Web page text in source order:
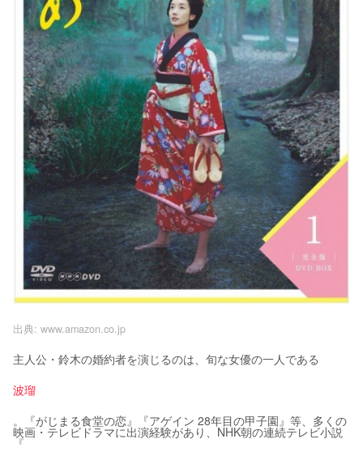
出典: www.amazon.co.jp
主人公・鈴木の婚約者を演じるのは、旬な女優の一人である
波瑠
。『がじまる食堂の恋』『アゲイン 28年目の甲子園』等、多くの
映画・テレビドラマに出演経験があり、NHK朝の連続テレビ小説
『